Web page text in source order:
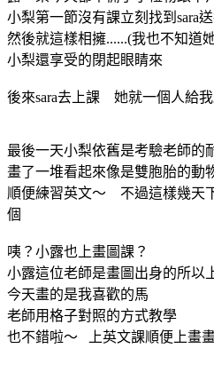
小梨第一節沒有課立刻找到sara
然後就這樣相擁......(我也不知道
小梨還享受的閉起眼睛來
後來sara去上課 她就一個人給我
最後一天小梨依舊是考驗老師的
畫了一堆看起來像是雙胞胎的動
順便練習英文～ 不過這樣幾天
個
咦？小露也上畫圖課？
小露這位老師是畫圖出身的所以
今天畫的是我喜歡的馬
老師用格子對照的方式教學
也不錯啦～ 上英文課順便上畫